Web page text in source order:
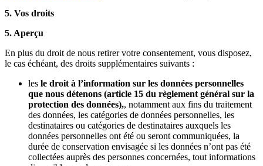
5. Vos droits
5. Aperçu
En plus du droit de nous retirer votre consentement, vous disposez,
le cas échéant, des droits supplémentaires suivants :
les le droit à l’information sur les données personnelles
que nous détenons (article 15 du règlement général sur la
protection des données),, notamment aux fins du traitement
des données, les catégories de données personnelles, les
destinataires ou catégories de destinataires auxquels les
données personnelles ont été ou seront communiquées, la
durée de conservation envisagée si les données n’ont pas été
collectées auprès des personnes concernées, tout informations